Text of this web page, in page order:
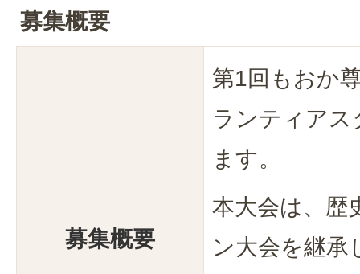
募集概要
募集概要
第1回もおか
ランティア
ます。
本大会は、歴
ン大会を継承